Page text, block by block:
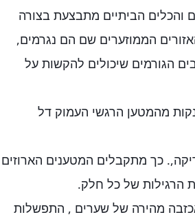
והכלים הביתיים מתבצעת בצורה
הממוזערים שם הם נגרמים,
הגורמים שיכולים להקשות על
מהמטען הרגשי העמוק דל
כך מתקבלים המטענים הארוזים
הרגילות של כל חלק.
אכזבה מהירה של שערים , התפשלות